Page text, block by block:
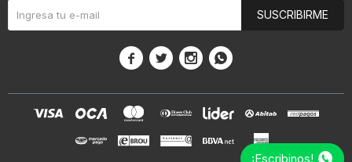
SUSCRIBIRME
   
¡Escribinos!